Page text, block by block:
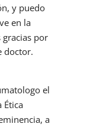
y puedo
en la
gracias por
doctor.
el
Ética
a